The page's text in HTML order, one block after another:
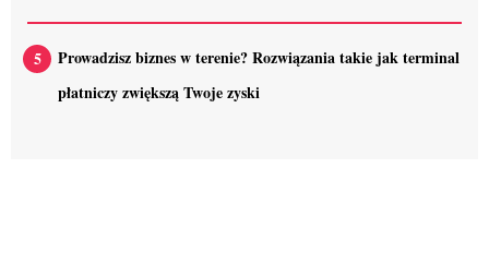
Prowadzisz biznes w terenie? Rozwiązania takie jak terminal
płatniczy zwiększą Twoje zyski